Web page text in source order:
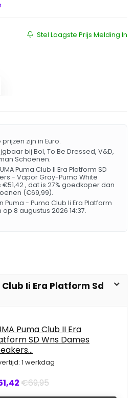
Stel Laagste Prijs Melding In
prijs was:
prijs is: €51.42.
zijn in Euro.
bij Bol, To Be Dressed, V&D,
Schoenen.
Puma Club II Era Platform SD
- Vapor Gray-Puma White
, dat is 27% goedkoper dan
(€69,99).
Puma - Puma Club Ii Era Platform
8 augustus 2026 14:37.
Ii Era Platform Sd
Puma Club II Era
SD Wns Dames
1 werkdag
€69,95